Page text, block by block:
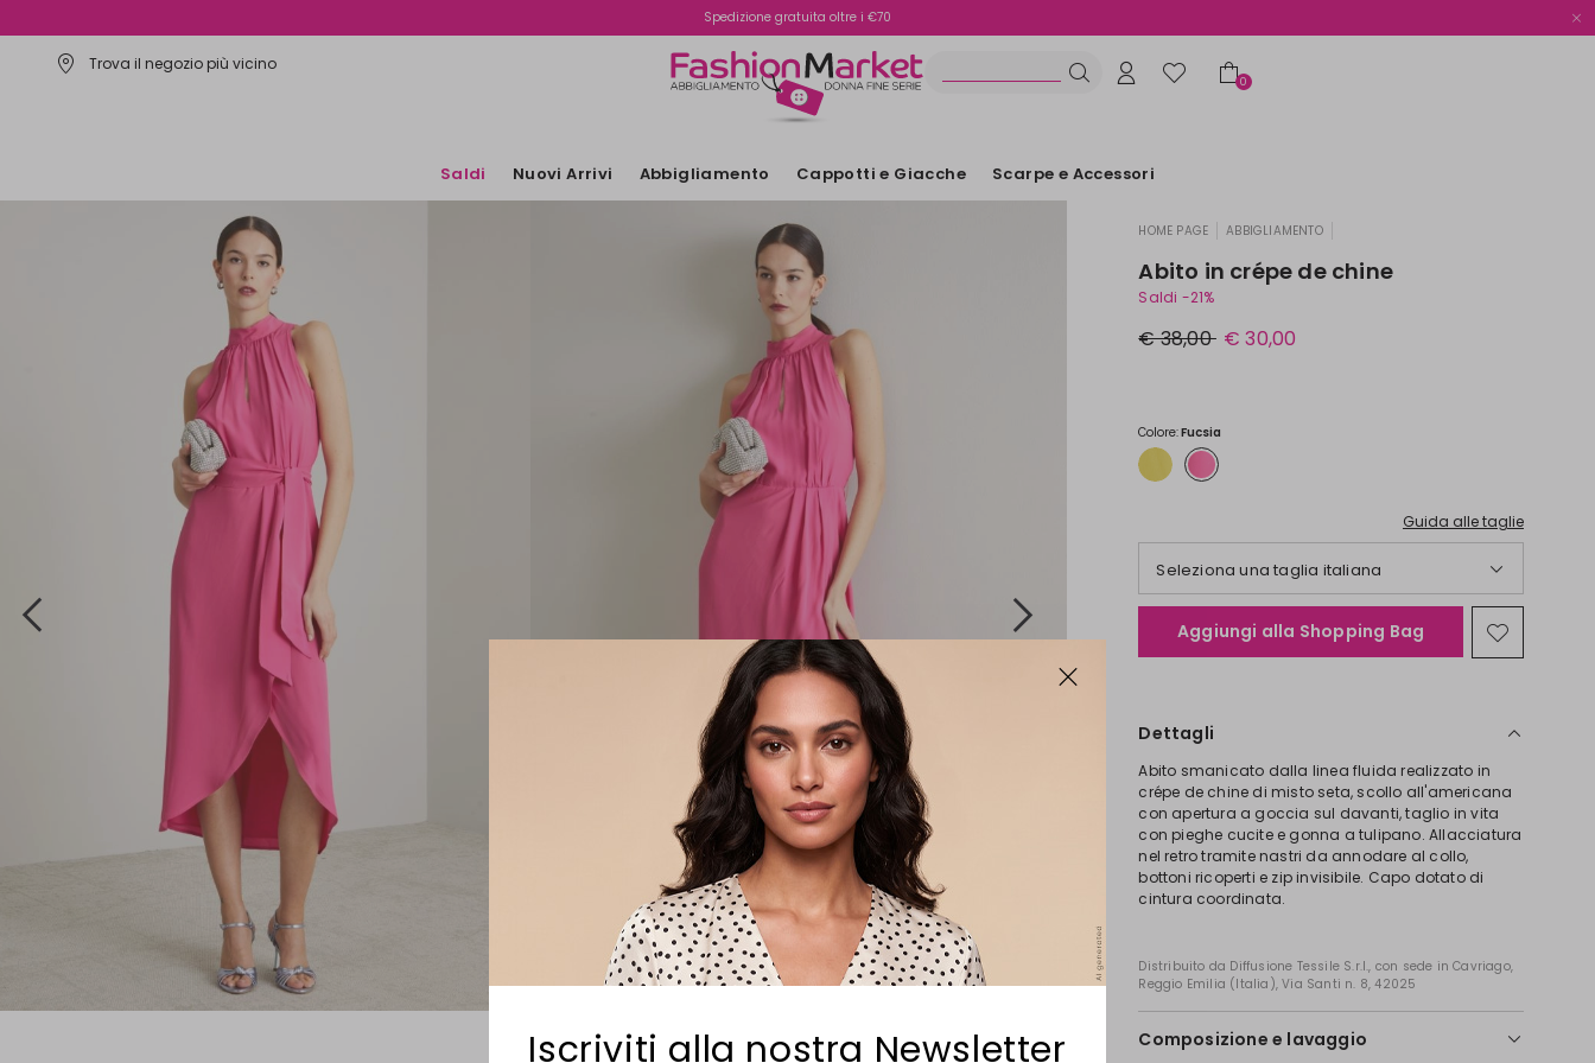
Reso facile e veloce
Spedizione gratuita oltre i €70
Trova il negozio più vicino
0
Saldi Nuovi Arrivi Abbigliamento Cappotti e Giacche Scarpe e Accessori
HOME PAGE| ABBIGLIAMENTO
Abito in crépe de chine
Saldi -21%
Prezzo
originale
€ 38,00 Nuovo
prezzo
€ 30,00
Colore:Fucsia
Guida alle taglie
Seleziona una taglia italiana
Aggiungi alla Shopping Bag
Sposta
nella
Dettagli
Abito smanicato dalla linea fluida realizzato in
crépe de chine di misto seta, scollo all'americana
con apertura a goccia sul davanti, taglio in vita
con pieghe cucite e gonna a tulipano. Allacciatura
nel retro tramite nastri da annodare al collo,
bottoni ricoperti e zip invisibile. Capo dotato di
cintura coordinata.
Distribuito da Diffusione Tessile S.r.l., con sede in Cavriago,
Reggio Emilia (Italia), Via Santi n. 8, 42025
Composizione e lavaggio
Iscriviti alla nostra Newsletter